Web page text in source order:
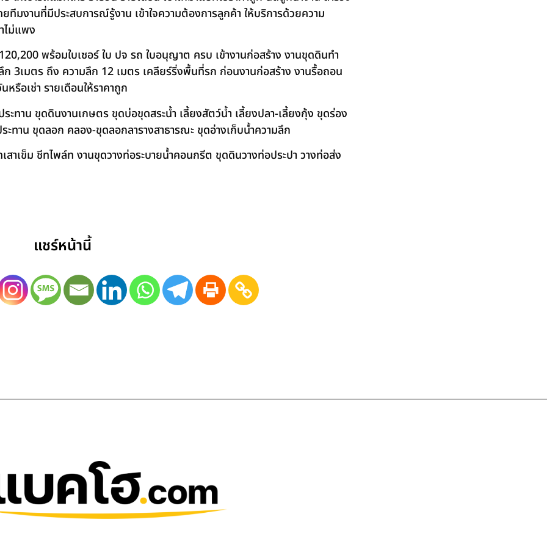
ทีมงานที่มีประสบการณ์รู้งาน เข้าใจความต้องการลูกค้า ให้บริการด้วยความ
ไม่แพง
พร้อมใบเซอร์ ใบ ปจ รถ ใบอนุญาต ครบ เข้างานก่อสร้าง งานขุดดินทำ
ก 3เมตร ถึง ความลึก 12 เมตร เคลียร์ริ่งพื้นที่รก ก่อนงานก่อสร้าง งานรื้อถอน
รือเช่า รายเดือนให้ราคาถูก
ะทาน ขุดดินงานเกษตร ขุดบ่อขุดสระน้ำ เลี้ยงสัตว์น้ำ เลี้ยงปลา-เลี้ยงกุ้ง ขุดร่อง
ทาน ขุดลอก คลอง-ขุดลอกลารางสาธารณะ ขุดอ่างเก็บน้ำความลึก
าเข็ม ชีทไพล์ท งานขุดวางท่อระบายน้ำคอนกรีต ขุดดินวางท่อประปา วางท่อส่ง
แชร์หน้านี้